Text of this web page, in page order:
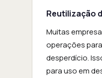
Reutilização
Muitas
operações
desperdício.
para uso em